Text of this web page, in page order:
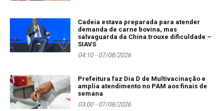
Cadeia estava preparada para atender
demanda de carne bovina, mas
salvaguarda da China trouxe dificuldade –
SIAVS
04:10 - 07/08/2026
Prefeitura faz Dia D de Multivacinação e
amplia atendimento no PAM aos finais de
semana
03:00 - 07/08/2026